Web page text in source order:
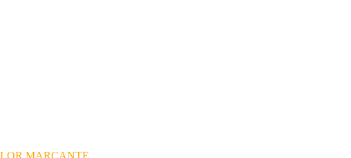
MARCANTE